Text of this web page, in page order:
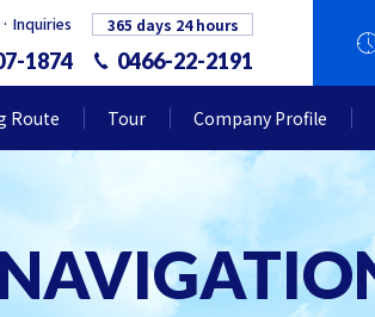
365 days 24 hours
Inquiries
1874 0466-22-2191
Route Tour Company Profile